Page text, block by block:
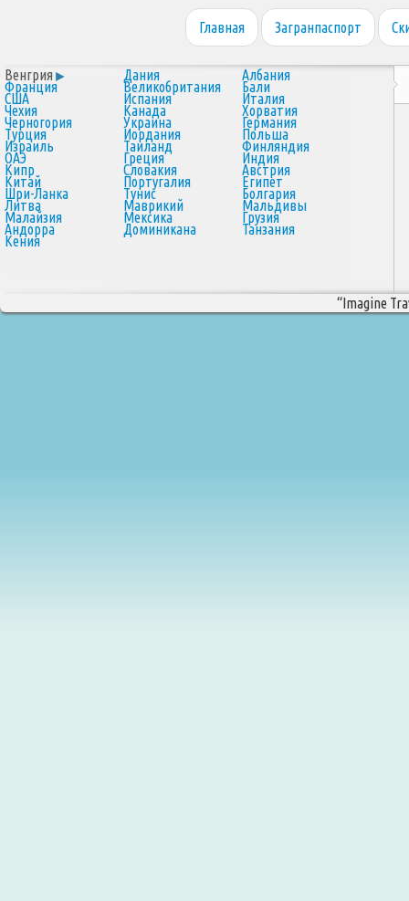
Главная Загранпаспорт
Венгрия Дания Албания
Франция Великобритания Бали
США Испания Италия
Чехия Канада Хорватия
Черногория Украина Германия
Турция Иордания Польша
Израиль Таиланд Финляндия
ОАЭ Греция Индия
Кипр Словакия Австрия
Китай Португалия Египет
Шри-Ланка Тунис Болгария
Литва Маврикий Мальдивы
Малайзия Мексика Грузия
Андорра Доминикана Танзания
Кения
“Imagine